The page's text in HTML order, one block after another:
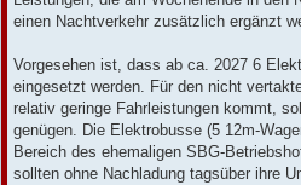
einen Nachtverkehr zusätzlich ergänzt
Vorgesehen ist, dass ab ca. 2027 6
eingesetzt werden. Für den nicht
relativ geringe Fahrleistungen kommt,
genügen. Die Elektrobusse (5 12m-
Bereich des ehemaligen SBG-
sollten ohne Nachladung tagsüber ihre